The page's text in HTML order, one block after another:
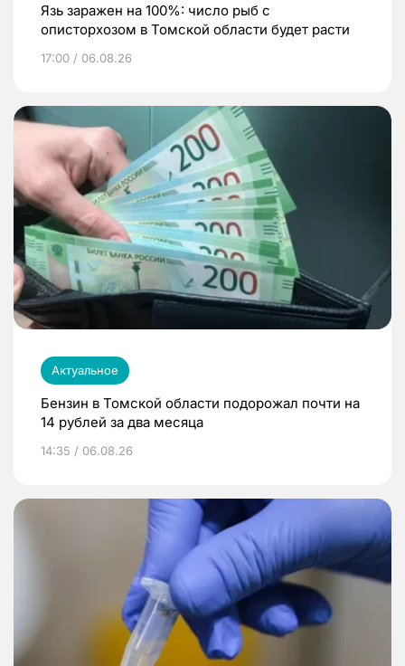
Язь заражен на 100%: число рыб с
описторхозом в Томской области будет расти
17:00 / 06.08.26
Актуальное
Бензин в Томской области подорожал почти на
14 рублей за два месяца
14:35 / 06.08.26